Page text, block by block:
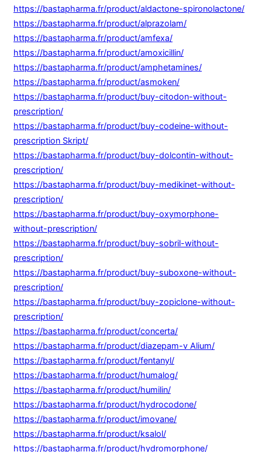
https://bastapharma.fr/product/aldactone-spironolactone/
https://bastapharma.fr/product/alprazolam/
https://bastapharma.fr/product/amfexa/
https://bastapharma.fr/product/amoxicillin/
https://bastapharma.fr/product/amphetamines/
https://bastapharma.fr/product/asmoken/
https://bastapharma.fr/product/buy-citodon-without-
prescription/
https://bastapharma.fr/product/buy-codeine-without-
prescription Skript/
https://bastapharma.fr/product/buy-dolcontin-without-
prescription/
https://bastapharma.fr/product/buy-medikinet-without-
prescription/
https://bastapharma.fr/product/buy-oxymorphone-
without-prescription/
https://bastapharma.fr/product/buy-sobril-without-
prescription/
https://bastapharma.fr/product/buy-suboxone-without-
prescription/
https://bastapharma.fr/product/buy-zopiclone-without-
prescription/
https://bastapharma.fr/product/concerta/
https://bastapharma.fr/product/diazepam-v Alium/
https://bastapharma.fr/product/fentanyl/
https://bastapharma.fr/product/humalog/
https://bastapharma.fr/product/humilin/
https://bastapharma.fr/product/hydrocodone/
https://bastapharma.fr/product/imovane/
https://bastapharma.fr/product/ksalol/
https://bastapharma.fr/product/hydromorphone/